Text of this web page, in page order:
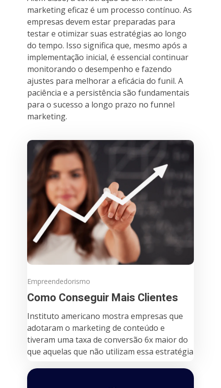
marketing eficaz é um processo contínuo. As
empresas devem estar preparadas para
testar e otimizar suas estratégias ao longo
do tempo. Isso significa que, mesmo após a
implementação inicial, é essencial continuar
monitorando o desempenho e fazendo
ajustes para melhorar a eficácia do funil. A
paciência e a persistência são fundamentais
para o sucesso a longo prazo no funnel
marketing.
Empreendedorismo
Como Conseguir Mais Clientes
Instituto americano mostra empresas que
adotaram o marketing de conteúdo e
tiveram uma taxa de conversão 6x maior do
que aquelas que não utilizam essa estratégia